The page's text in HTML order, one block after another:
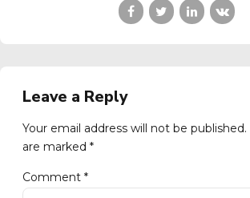
Leave a Reply
Your email address will not be
are marked *
Comment *